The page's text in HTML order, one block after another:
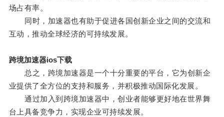
场占有率。
同时，加速器也有助于促进各国创新企业之间的交流和
互动，推动全球经济的可持续发展。
跨境加速器ios下载
总之，跨境加速器是一个十分重要的平台，它为创新企
业提供了全方位的支持和服务，并积极推动国际化发展。
通过加入到跨境加速器中，创业者能够更好地在世界舞
台上具备竞争力，实现企业可持续发展。